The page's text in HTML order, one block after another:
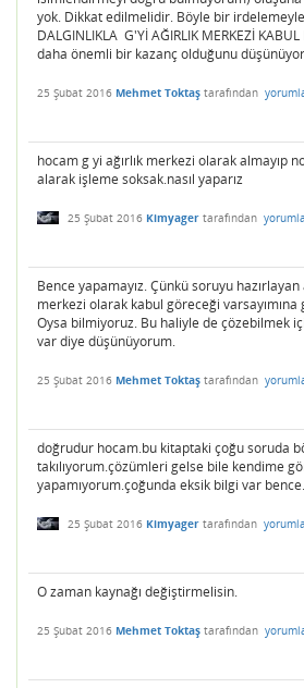
yok. Dikkat edilmelidir. Böyle bir
DALGINLIKLA G'Yİ AĞIRLIK MERKEZİ KABUL
daha önemli bir kazanç olduğunu
25 Şubat 2016 Mehmet Toktaş tarafından
hocam g yi ağırlık merkezi olarak almayıp
alarak işleme soksak.nasıl yaparız
25 Şubat 2016 Kimyager tarafından
Bence yapamayız. Çünkü soruyu
merkezi olarak kabul göreceği varsayımına
Oysa bilmiyoruz. Bu haliyle de çözebilmek
var diye düşünüyorum.
25 Şubat 2016 Mehmet Toktaş tarafından
doğrudur hocam.bu kitaptaki çoğu soruda
takılıyorum.çözümleri gelse bile kendime
yapamıyorum.çoğunda eksik bilgi var bence.
25 Şubat 2016 Kimyager tarafından
O zaman kaynağı değiştirmelisin.
25 Şubat 2016 Mehmet Toktaş tarafından